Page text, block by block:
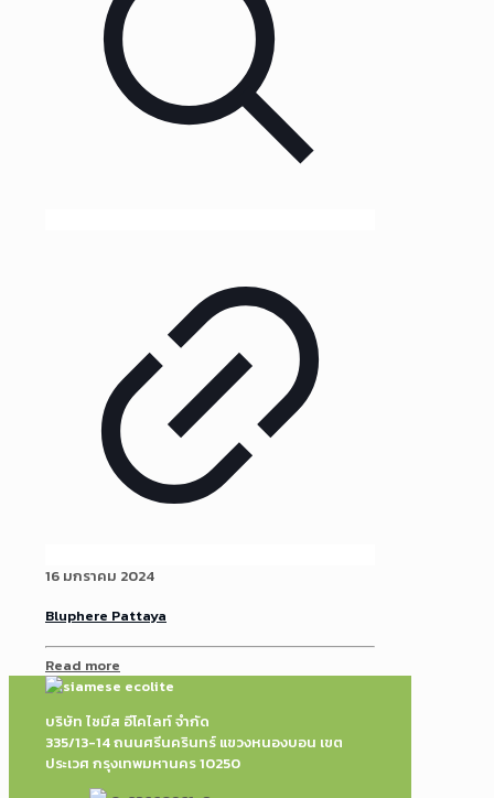
16 มกราคม 2024
Bluphere Pattaya
Read more
บริษัท ไซมีส อีโคไลท์ จำกัด
335/13-14 ถนนศรีนครินทร์ แขวงหนองบอน เขต
ประเวศ กรุงเทพมหานคร 10250